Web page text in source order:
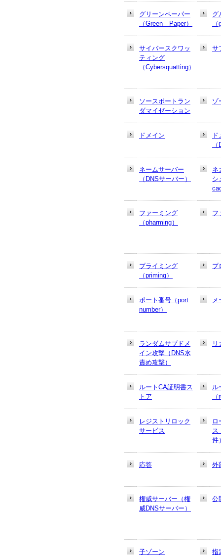
グリーンペーパー
（Green Paper）
グ
サイバースクワッ
ティング
（Cybersquatting）
サ
ソースポートラン
ダマイゼーション
ゾ
ドメイン
ネームサーバー
（DNSサーバー）
ネ
シ
ファーミング
（pharming）
フ
プライミング
（priming）
プ
ポート番号（port
number）
メ
ランダムサブドメ
イン攻撃（DNS水
責め攻撃）
リ
ルートCA証明書ス
トア
ル
レジストリロック
サービス
ロ
ス
件
応答 外
権威サーバー（権
威DNSサーバー）
公
子ゾーン 指